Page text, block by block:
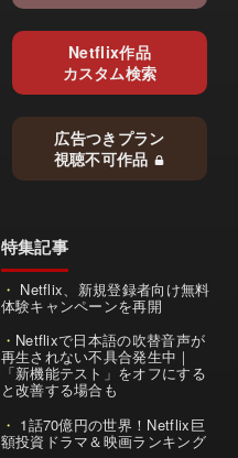
Netflix作品
カスタム検索
広告つきプラン
視聴不可作品
特集記事
Netflix、新規登録者向け無料
体験キャンペーンを再開
Netflixで日本語の吹替音声が
再生されない不具合発生中｜
「新機能テスト」をオフにする
と改善する場合も
1話70億円の世界！Netflix巨
額投資ドラマ＆映画ランキング